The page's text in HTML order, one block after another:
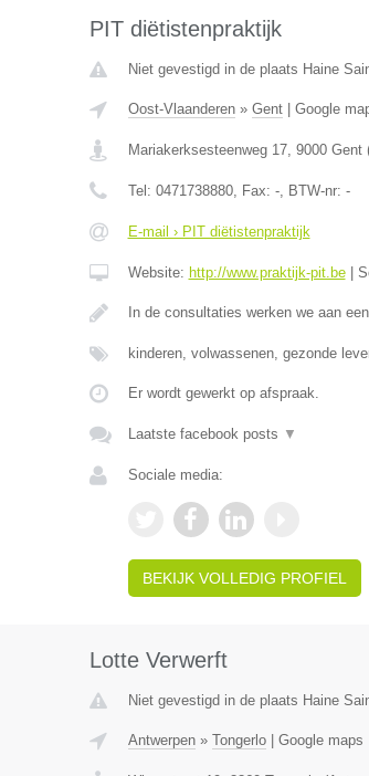
PIT diëtistenpraktijk
Niet gevestigd in de plaats Haine
Oost-Vlaanderen» Gent| Google
Mariakerksesteenweg 17, 9000 Gent
Tel: 0471738880, Fax: -, BTW-nr: -
E-mail › PIT diëtistenpraktijk
Website: http://www.praktijk-pit.be|
In de consultaties werken we aan
kinderen, volwassenen, gezonde
Er wordt gewerkt op afspraak.
Laatste facebook posts ▼
Sociale media:
BEKIJK VOLLEDIG PROFIEL
Lotte Verwerft
Niet gevestigd in de plaats Haine
Antwerpen» Tongerlo| Google maps